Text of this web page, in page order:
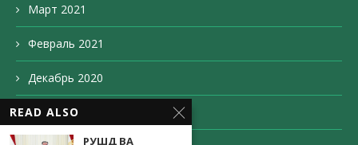
Март 2021
Февраль 2021
Декабрь 2020
Ноябрь 2020
READ ALSO
РУШД ВА